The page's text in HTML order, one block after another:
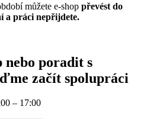
můžete e-shop převést do
a práci nepřijdete.
nebo poradit s
začít spolupráci
– 17:00